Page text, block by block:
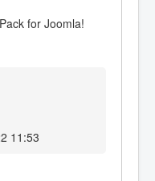
for Joomla!
11:53